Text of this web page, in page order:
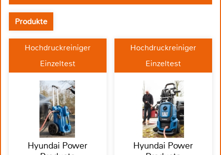
Produkte
Hochdruckreiniger
Einzeltest
Hyundai Power
Hochdruckreiniger
Einzeltest
Hyundai Power